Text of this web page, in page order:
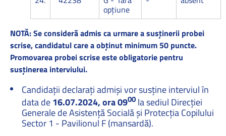
opțiune
NOTĂ: Se consideră admis ca urmare a susţinerii probei
scrise, candidatul care a obţinut minimum 50 puncte.
Promovarea probei scrise este obligatorie pentru
susţinerea interviului.
Candidaţii declaraţi admişi vor susţine interviul în
data de16.07.2024, ora 0900 la sediul Direcției
Generale de Asistență Socială și Protecția Copilului
Sector 1 - Pavilionul F (mansardă).